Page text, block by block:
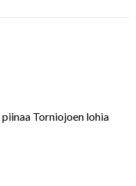
piinaa Torniojoen lohia